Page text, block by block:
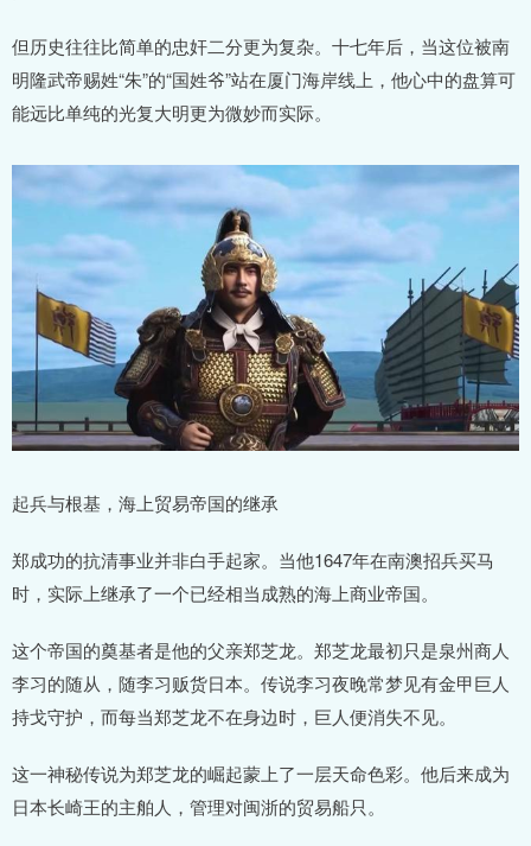
但历史往往比简单的忠奸二分更为复杂。十七年后，当这位被南
明隆武帝赐姓“朱”的“国姓爷”站在厦门海岸线上，他心中的盘算可
能远比单纯的光复大明更为微妙而实际。
起兵与根基，海上贸易帝国的继承
郑成功的抗清事业并非白手起家。当他1647年在南澳招兵买马
时，实际上继承了一个已经相当成熟的海上商业帝国。
这个帝国的奠基者是他的父亲郑芝龙。郑芝龙最初只是泉州商人
李习的随从，随李习贩货日本。传说李习夜晚常梦见有金甲巨人
持戈守护，而每当郑芝龙不在身边时，巨人便消失不见。
这一神秘传说为郑芝龙的崛起蒙上了一层天命色彩。他后来成为
日本长崎王的主舶人，管理对闽浙的贸易船只。